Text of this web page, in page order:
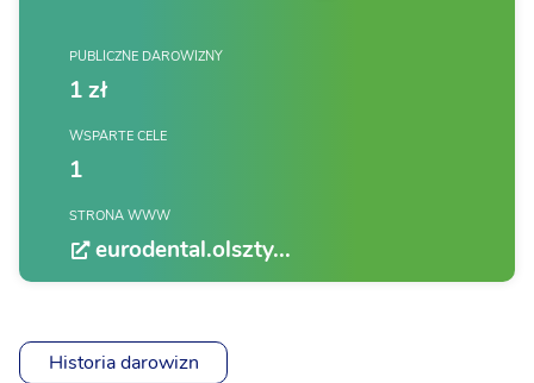
PUBLICZNE DAROWIZNY
1 zł
WSPARTE CELE
1
STRONA WWW
eurodental.olszty...
Historia darowizn